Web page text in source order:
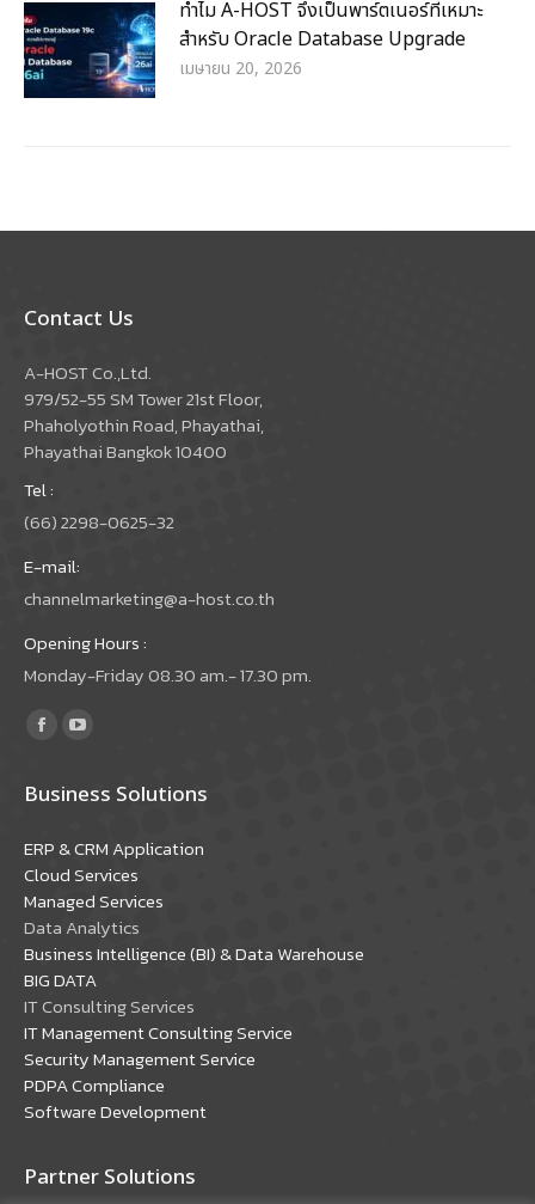
ทำไม A-HOST จึงเป็นพาร์ตเนอร์ที่เหมาะ
สำหรับ Oracle Database Upgrade
เมษายน 20, 2026
Contact Us
A-HOST Co.,Ltd.
979/52-55 SM Tower 21st Floor,
Phaholyothin Road, Phayathai,
Phayathai Bangkok 10400
Tel :
(66) 2298-0625-32
E-mail:
channelmarketing@a-host.co.th
Opening Hours :
Monday-Friday 08.30 am.- 17.30 pm.
Find us on:
Facebook
opens
new
window
YouTube
opens
new
window
Business Solutions
ERP & CRM Application
Cloud Services
Managed Services
Data Analytics
Business Intelligence (BI) & Data Warehouse
BIG DATA
IT Consulting Services
IT Management Consulting Service
Security Management Service
PDPA Compliance
Software Development
Partner Solutions